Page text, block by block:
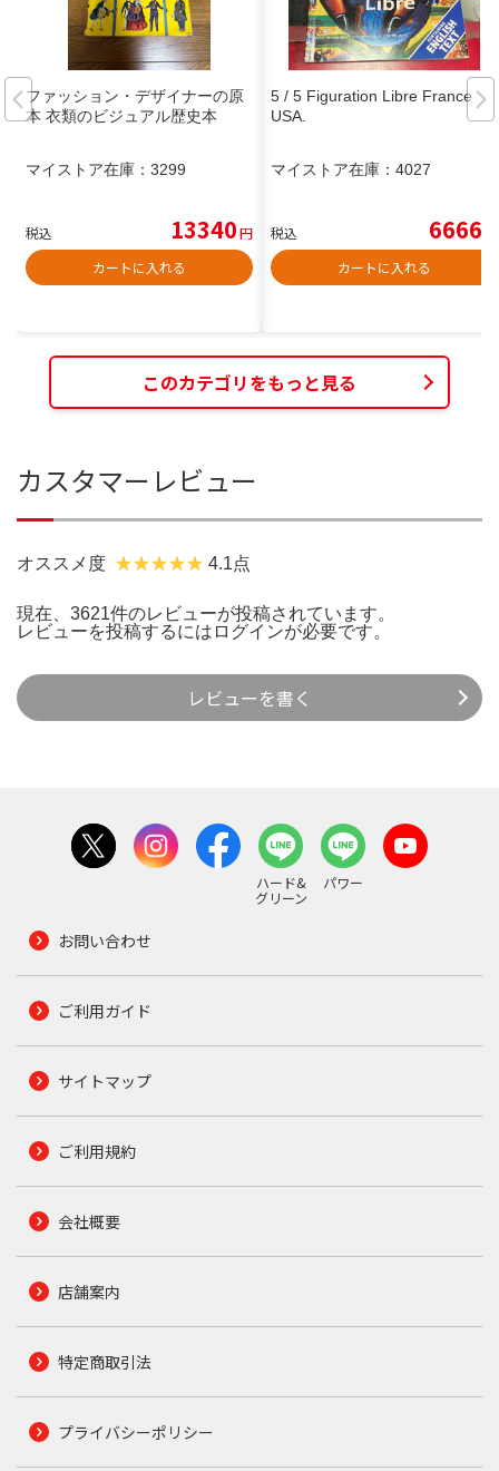
ファッション・デザイナーの原
本 衣類のビジュアル歴史本
マイストア在庫： 3299
税込 13340円
カートに入れる
5 / 5 Figuration Libre France ・
USA.
マイストア在庫： 4027
税込 6666
カートに入れる
このカテゴリをもっと見る
カスタマーレビュー
オススメ度 4.1点
現在、3621件のレビューが投稿されています。
レビューを投稿するには ログインが必要です。
レビューを書く
ハード&
グリーン
パワー
お問い合わせ
ご利用ガイド
サイトマップ
ご利用規約
会社概要
店舗案内
特定商取引法
プライバシーポリシー